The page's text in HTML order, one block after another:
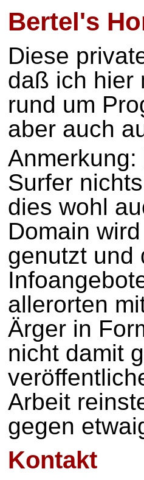
Bertel's
Diese
daß ich hier
rund um
aber auch
Surfer
dies wohl
Domain
genutzt und
allerorten
Ärger in
nicht damit
Arbeit
gegen
Kontakt